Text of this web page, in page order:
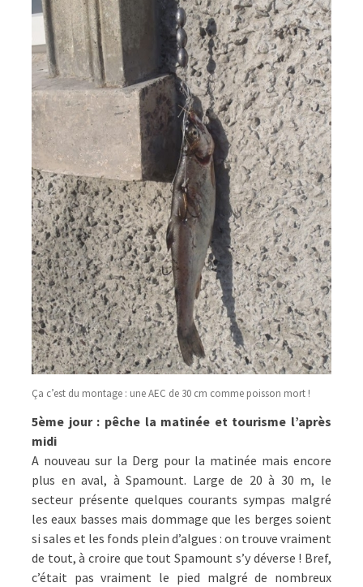
Ça c’est du montage : une AEC de 30 cm comme poisson mort !
5ème jour : pêche la matinée et tourisme l’après
midi
A nouveau sur la Derg pour la matinée mais encore
plus en aval, à Spamount. Large de 20 à 30 m, le
secteur présente quelques courants sympas malgré
les eaux basses mais dommage que les berges soient
si sales et les fonds plein d’algues : on trouve vraiment
de tout, à croire que tout Spamount s’y déverse ! Bref,
c’était pas vraiment le pied malgré de nombreux